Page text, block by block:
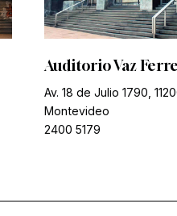
Auditorio Vaz
Av. 18 de Julio 1790,
Montevideo
2400 5179